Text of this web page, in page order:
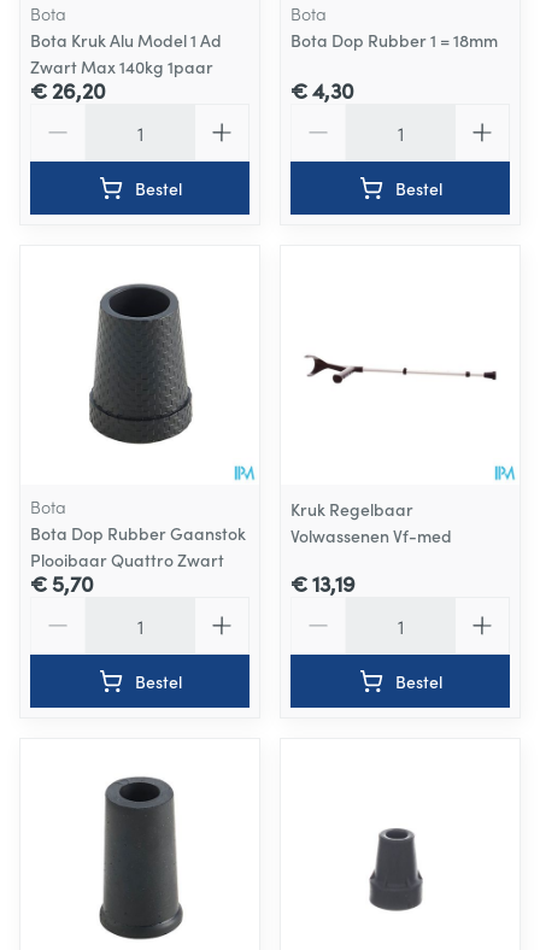
Bota
Bota Kruk Alu Model 1 Ad
Zwart Max 140kg 1paar
€ 26,20
Bestel
Bota
Bota Dop Rubber 1 = 18mm
€ 4,30
Bestel
Bota
Bota Dop Rubber Gaanstok
Plooibaar Quattro Zwart
€ 5,70
Bestel
Kruk Regelbaar
Volwassenen Vf-med
€ 13,19
Bestel